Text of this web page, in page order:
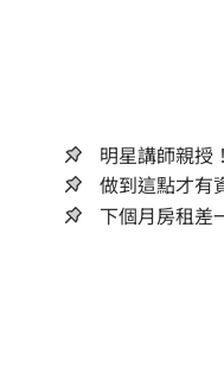
明星講師親授
做到這點才有
下個月房租差